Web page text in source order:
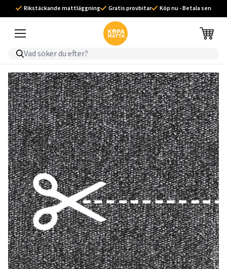
Rikstäckande mattläggning Gratis provbitar Köp nu - Betala sen